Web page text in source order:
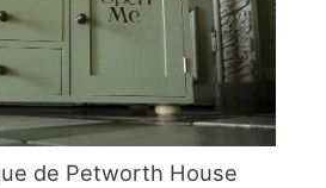
de Petworth House